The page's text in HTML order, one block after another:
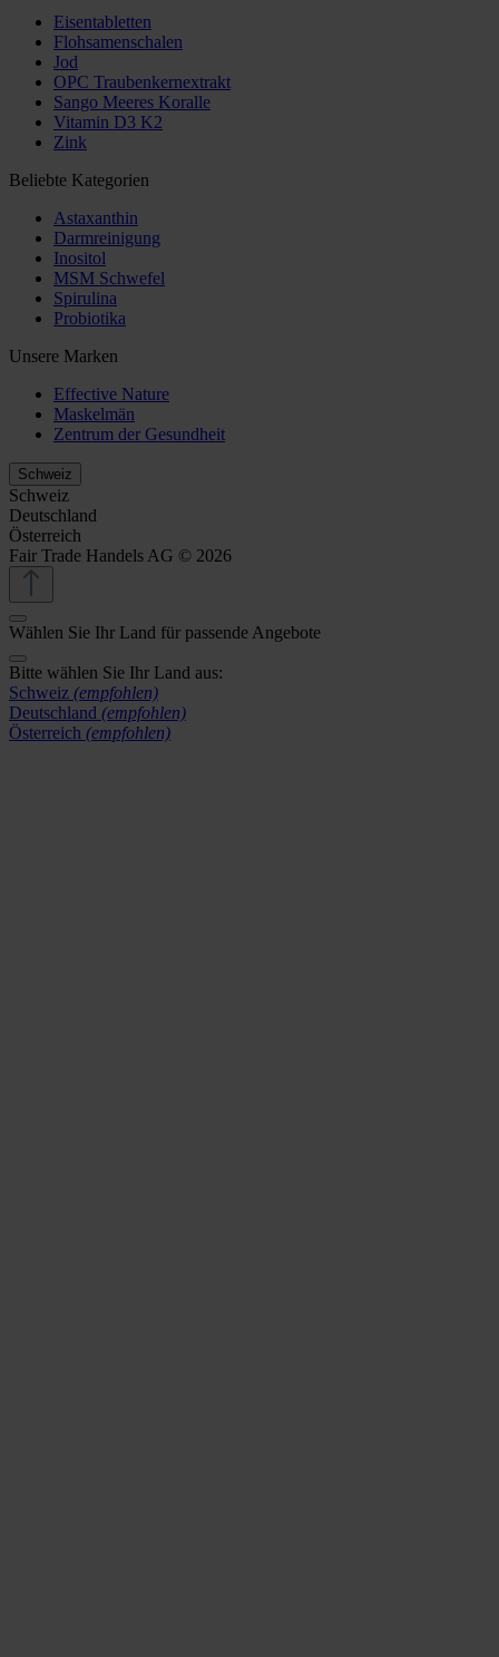
Eisentabletten
Flohsamenschalen
Jod
OPC Traubenkernextrakt
Sango Meeres Koralle
Vitamin D3 K2
Zink
Beliebte Kategorien
Astaxanthin
Darmreinigung
Inositol
MSM Schwefel
Spirulina
Probiotika
Unsere Marken
Effective Nature
Maskelmän
Zentrum der Gesundheit
Schweiz
Schweiz
Deutschland
Österreich
Fair Trade Handels AG © 2026
Wählen Sie Ihr Land für passende Angebote
Bitte wählen Sie Ihr Land aus:
Schweiz (empfohlen)
Deutschland (empfohlen)
Österreich (empfohlen)